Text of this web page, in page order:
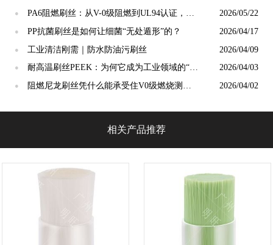
婴安全真正的“隐形守护者”
●
PA6阻燃刷丝：从V-0级阻燃到UL94认证，工
业毛刷的安全底线谁来守护？
2026/05/22
● PP抗菌刷丝是如何让细菌“无处遁形”的？ 2026/04/17
● 工业清洁刚需｜防水防油污刷丝 2026/04/09
●
耐高温刷丝PEEK：为何它成为工业领域的“宠
儿”？
2026/04/03
●
阻燃尼龙刷丝凭什么能承受住V0级燃烧测
2026/04/02
相关产品推荐